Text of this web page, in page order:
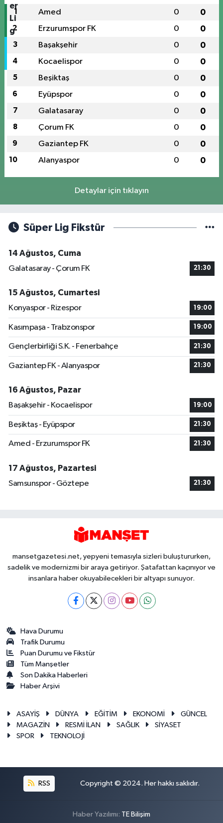
1 Amed 0 0
2 Erzurumspor FK 0 0
3 Başakşehir 0 0
4 Kocaelispor 0 0
5 Beşiktaş 0 0
6 Eyüpspor 0 0
7 Galatasaray 0 0
8 Çorum FK 0 0
9 Gaziantep FK 0 0
10 Alanyaspor 0 0
Detaylar için tıklayın
Süper Lig Fikstür
14 Ağustos, Cuma
Galatasaray - Çorum FK
21:30
15 Ağustos, Cumartesi
Konyaspor - Rizespor
19:00
Kasımpaşa - Trabzonspor 19:00
Gençlerbirliği S.K. - Fenerbahçe 21:30
Gaziantep FK - Alanyaspor 21:30
16 Ağustos, Pazar
Başakşehir - Kocaelispor
19:00
Beşiktaş - Eyüpspor 21:30
Amed - Erzurumspor FK 21:30
17 Ağustos, Pazartesi
Samsunspor - Göztepe
21:30
mansetgazetesi.net, yepyeni temasıyla sizleri buluştururken,
sadelik ve modernizmi bir araya getiriyor. Şatafattan kaçınıyor ve
insanlara haber okuyabilecekleri bir altyapı sunuyor.
Hava Durumu
Trafik Durumu
Puan Durumu ve Fikstür
Tüm Manşetler
Son Dakika Haberleri
Haber Arşivi
ASAYİŞ DÜNYA EĞİTİM EKONOMİ
GÜNCEL
MAGAZİN
RESMİ İLAN SAĞLIK
SİYASET
SPOR
TEKNOLOJİ
RSS Copyright © 2024. Her hakkı saklıdır.
Haber Yazılımı: TE Bilişim